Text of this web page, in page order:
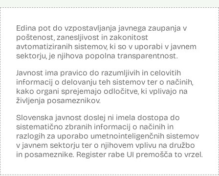
Edina pot do vzpostavljanja javnega zaupanja v
poštenost, zanesljivost in zakonitost
avtomatiziranih sistemov, ki so v uporabi v javnem
sektorju, je njihova popolna transparentnost.
Javnost ima pravico do razumljivih in celovitih
informacij o delovanju teh sistemov ter o načinih,
kako organi sprejemajo odločitve, ki vplivajo na
življenja posameznikov.
Slovenska javnost doslej ni imela dostopa do
sistematično zbranih informacij o načinih in
razlogih za uporabo umetnointeligenčnih sistemov
v javnem sektorju ter o njihovem vplivu na družbo
in posameznike. Register rabe UI premošča to vrzel.